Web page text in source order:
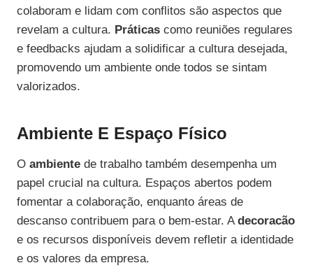
colaboram e lidam com conflitos são aspectos que
revelam a cultura. Práticas como reuniões regulares
e feedbacks ajudam a solidificar a cultura desejada,
promovendo um ambiente onde todos se sintam
valorizados.
Ambiente E Espaço Físico
O ambiente de trabalho também desempenha um
papel crucial na cultura. Espaços abertos podem
fomentar a colaboração, enquanto áreas de
descanso contribuem para o bem-estar. Adecoracão
e os recursos disponíveis devem refletir a identidade
e os valores da empresa.